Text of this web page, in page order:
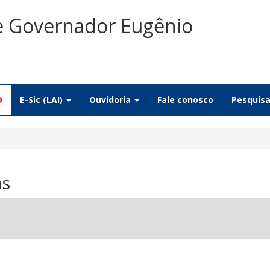
Eugênio
E-Sic (LAI) Ouvidoria Fale conosco